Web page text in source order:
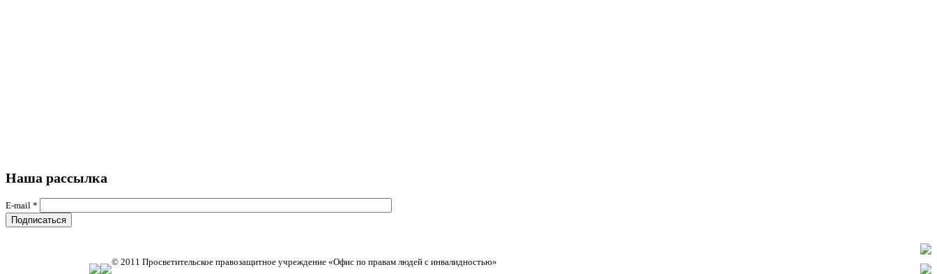
Наша рассылка
E-mail *
© 2011 Просветительское правозащитное учреждение «Офис по правам людей с инвалидностью»